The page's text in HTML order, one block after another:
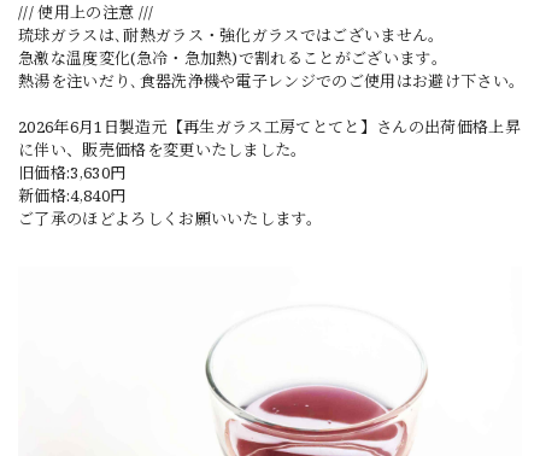
/// 使用上の注意 ///
琉球ガラスは､耐熱ガラス・強化ガラスではございません｡
急激な温度変化(急冷・急加熱)で割れることがございます｡
熱湯を注いだり､食器洗浄機や電子レンジでのご使用はお避け下さい｡
2026年6月1日製造元【再生ガラス工房てとてと】さんの出荷価格上昇
に伴い、販売価格を変更いたしました。
旧価格:3,630円
新価格:4,840円
ご了承のほどよろしくお願いいたします。